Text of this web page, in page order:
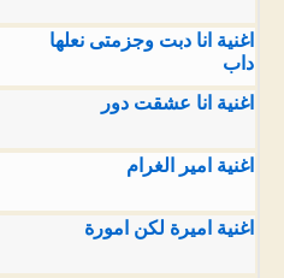
اغنية انا دبت وجزمتى نعلها
داب
اغنية انا عشقت دور
اغنية امير الغرام
اغنية اميرة لكن امورة